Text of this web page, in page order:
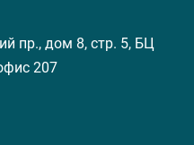
пр., дом 8, стр. 5, БЦ
207